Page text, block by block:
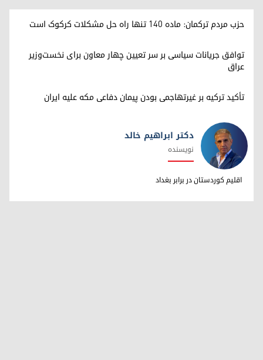
حزب مردم ترکمان: ماده ۱۴۰ تنها راه حل مشکلات کرکوک است
توافق جریانات سیاسی بر سر تعیین چهار معاون برای نخست‌وزیر
عراق
تأکید ترکیه بر غیرتهاجمی بودن پیمان دفاعی مکه علیه ایران
دکتر ابراهیم خالد
دکتر ابراهیم خالد
نویسنده
اقلیم کوردستان در برابر بغداد